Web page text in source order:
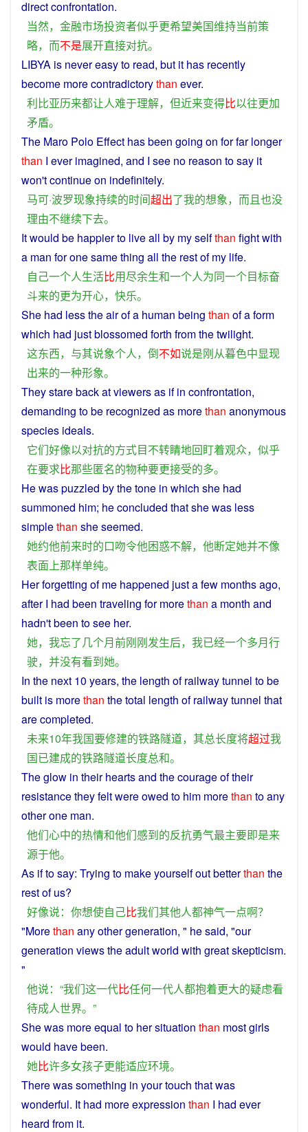
directconfrontation.
当然， 金融市场投资者似乎更希望美国维持当前策
略， 而不是展开直接对抗。
LIBYA is never easyto read, but it has recently
become morecontradictorythan ever.
利比亚历来都让人难于理解， 但近来变得比以往更加
矛盾。
The Maro Polo Effect hasbeen going on for farlonger
than I everimagined, and I see no reason to say it
won'tcontinueon indefinitely.
马可·波罗现象持续的时间超出了我的想象， 而且也没
理由不继续下去。
It would be happierto liveall by myselfthan fightwith
a man for onesamething all the restofmy life.
自己一个人生活比用尽余生和一个人为同一个目标奋
斗来的更为开心， 快乐。
She had less the airofa human being than ofaform
which had justblossomed forth fromthetwilight.
这东西， 与其说象个人， 倒不如说是刚从暮色中显现
出来的一种形象。
Theystarebackatviewersas if in confrontation,
demanding tobe recognized as morethan anonymous
species ideals.
它们好像以对抗的方式目不转睛地回盯着观众， 似乎
在要求比那些匿名的物种要更接受的多。
Hewaspuzzled bythetone in which she had
summoned him; heconcluded thatshewas less
simplethan sheseemed.
她约他前来时的口吻令他困惑不解， 他断定她并不像
表面上那样单纯。
Herforgetting ofme happened justafew monthsago,
after I had been traveling for morethan a month and
hadn't been tosee her.
她， 我忘了几个月前刚刚发生后， 我已经一个多月行
驶， 并没有看到她。
In the next 10 years, the length of railwaytunnel tobe
built is morethan thetotal length ofrailwaytunnel that
arecompleted.
未来10年我国要修建的铁路隧道， 其总长度将超过我
国已建成的铁路隧道长度总和。
Theglow in their heartsand thecourageoftheir
resistancetheyfeltwereowed to him morethan to any
other one man.
他们心中的热情和他们感到的反抗勇气最主要即是来
源于他。
As iftosay: Trying to makeyourselfout betterthan the
restofus?
好像说： 你想使自己比我们其他人都神气一点啊？
"Morethan anyothergeneration, " hesaid, "our
generation viewstheadultworld with greatskepticism.
"
他说：“我们这一代比任何一代人都抱着更大的疑虑看
待成人世界。”
Shewas moreequal to hersituation than mostgirls
would have been.
她比许多女孩子更能适应环境。
Therewassomething in yourtouch thatwas
wonderful. It had moreexpression than I had ever
heard from it.